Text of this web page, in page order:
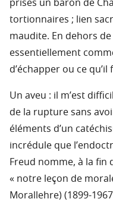
prises un baron de
tortionnaires ; lien
maudite. En dehors
essentiellement
d’échapper ou ce
Un aveu : il m’est
de la rupture sans
éléments d’un
incrédule que
Freud nomme, à la fin
« notre leçon de
Morallehre) (1899-